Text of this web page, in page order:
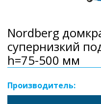
Nordberg
супернизкий
h=75-500 мм
Производитель: